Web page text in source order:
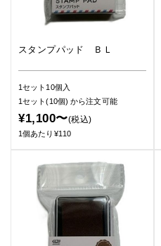
スタンプパッド ＢＬ
1セット10個入
1セット(10個)から注文可能
¥1,100〜(税込)
1個あたり¥110